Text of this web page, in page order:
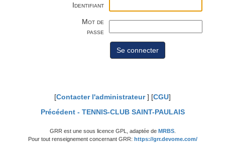
Identifiant
Mot de
passe
[Contacter l'administrateur] [CGU]
Précédent - TENNIS-CLUB SAINT-PAULAIS
GRR est une sous licence GPL, adaptée de MRBS.
Pour tout renseignement concernant GRR: https://grr.devome.com/